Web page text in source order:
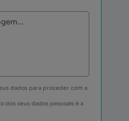
dados para proceder com a
dos seus dados pessoais é a